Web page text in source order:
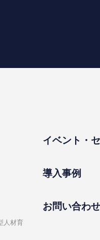
⼈材育
イベント・
導⼊事例
お問い合わせ